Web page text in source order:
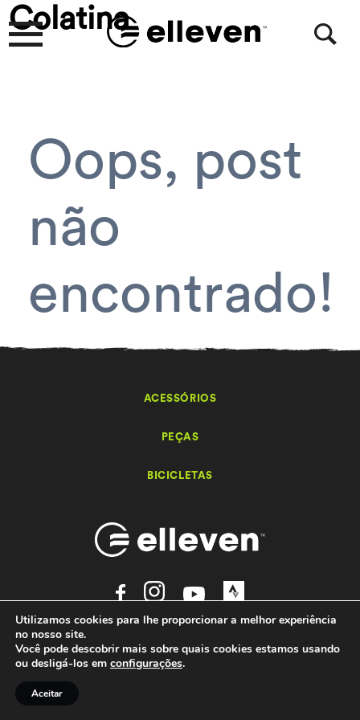
Colatina
Oops, post
não
encontrado!
ACESSÓRIOS
PEÇAS
BICICLETAS
Elleven – Bikes e Acessórios - 2026 Todos os direitos reservados.
Ondaweb
Utilizamos cookies para lhe proporcionar a melhor experiência
no nosso site.
Você pode descobrir mais sobre quais cookies estamos usando
ou desligá-los em configurações.
Aceitar